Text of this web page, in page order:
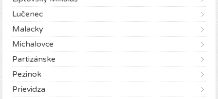
Lučenec
Malacky
Michalovce
Partizánske
Pezinok
Prievidza